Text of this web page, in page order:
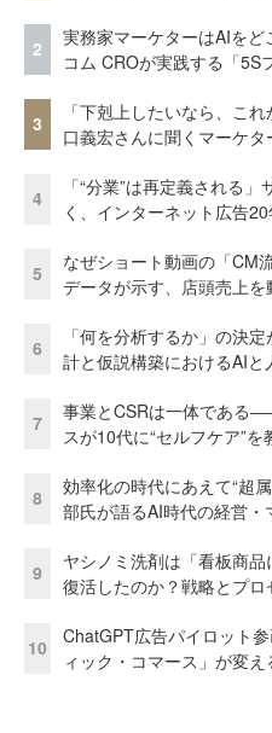
2
実務家マーケターはAIをど
コム CROが実践する「5S
3
「下剋上したいなら、こ
口義宏さんに聞くマーケ
4
「“分業”は再定義される
く、インターネット広告
5
なぜショート動画の「CM
データが示す、店頭売上を
6
「何を分析するか」の決
計と仮説構築におけるAIと
7
事業とCSRは一体である
スが10代に“セルフケア”を
8
効率化の時代にあえて“超
部氏が語るAI時代の経営・
9
ヤシノミ洗剤は「看板商
復活したのか？戦略とプロ
10
ChatGPT広告パイロット
ィック・コマース」が変